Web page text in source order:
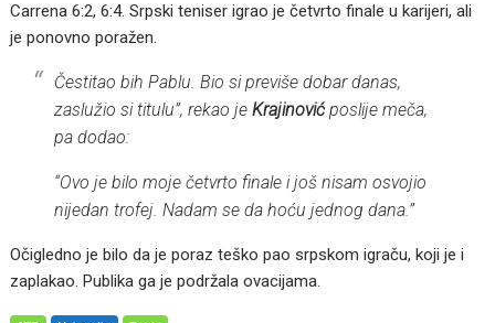
Carrena 6:2, 6:4. Srpski teniser igrao je četvrto finale u karijeri, ali
je ponovno poražen.
Čestitao bih Pablu. Bio si previše dobar danas,
zaslužio si titulu”, rekao jeKrajinovićposlije meča,
pa dodao:
“Ovo je bilo moje četvrto finale i još nisam osvojio
nijedan trofej. Nadam se da hoću jednog dana.”
Očigledno je bilo da je poraz teško pao srpskom igraču, koji je i
zaplakao. Publika ga je podržala ovacijama.